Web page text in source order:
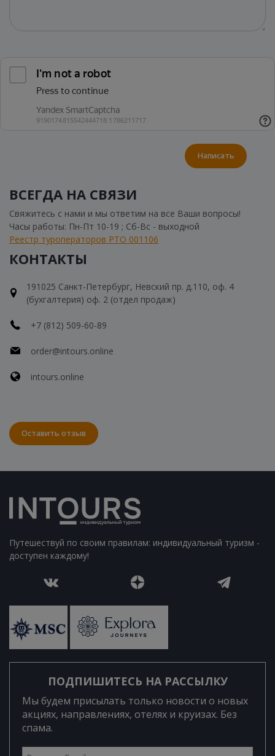
Написать
ВСЕГДА НА СВЯЗИ
Свяжитесь с нами и мы ответим на все Ваши вопросы!
Часы работы: Пн-Пт 10-19 ; Сб-Вс - выходной
Реестр туроператоров РТО 001106
КОНТАКТЫ
191025 Санкт-Петербург, Невский пр. д.110, оф. 4
(бухгалтерия) оф. 2 (отдел продаж)
+7 (812) 509-60-89
order@intours.online
intours.online
Оставить отзыв
Путешествуй по своим правилам: индивидуальный туризм -
доступен каждому!
ПОДПИШИТЕСЬ НА РАССЫЛКУ
Мы будем присылать только новости о новых
акциях, направлениях, отелях и круизах. Без
спама.